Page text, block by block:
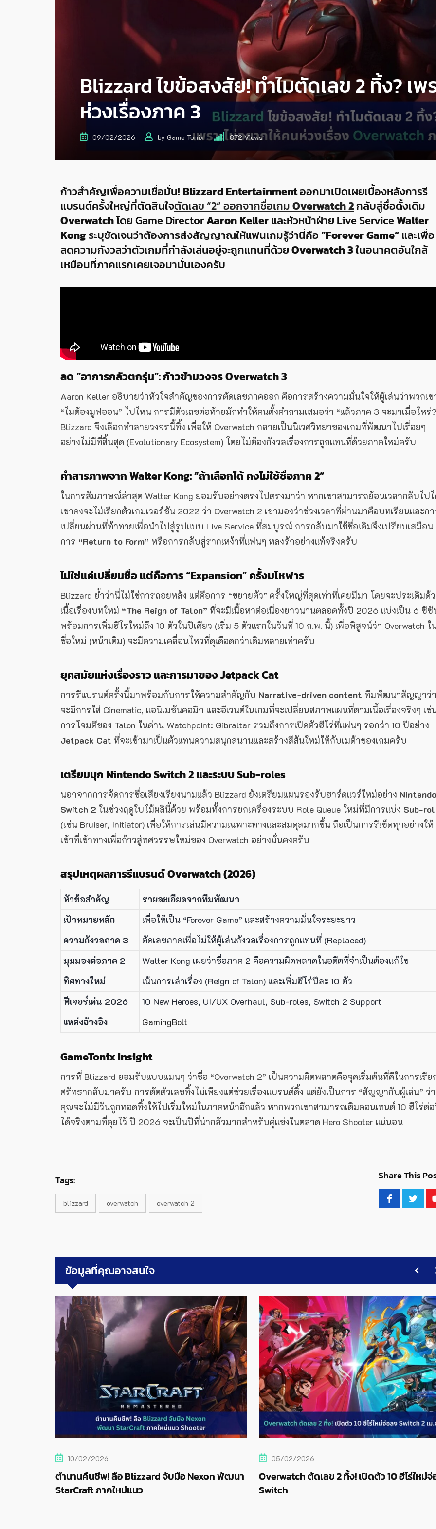
Blizzard ไขข้อสงสัย! ทำไมตัดเลข 2 ทิ้ง? เพ
ห่วงเรื่องภาค 3
09/02/2026 by Game Tonix 872Views
ก้าวสำคัญเพื่อความเชื่อมั่น! Blizzard Entertainmentออกมาเปิดเผยเบื้องหลังการรี
แบรนด์ครั้งใหญ่ที่ตัดสินใจตัดเลข “2” ออกจากชื่อเกมOverwatch 2กลับสู่ชื่อดั้งเดิม
Overwatchโดย Game DirectorAaron Kellerและหัวหน้าฝ่าย Live ServiceWalter
Kongระบุชัดเจนว่าต้องการส่งสัญญาณให้แฟนเกมรู้ว่านี่คือ“Forever Game”และเพื่อ
ลดความกังวลว่าตัวเกมที่กำลังเล่นอยู่จะถูกแทนที่ด้วยOverwatch 3ในอนาคตอันใกล้
เหมือนที่ภาคแรกเคยเจอมานั่นเองครับ
ลด “อาการกลัวตกรุ่น”: ก้าวข้ามวงจร Overwatch 3
Aaron Keller อธิบายว่าหัวใจสำคัญของการตัดเลขภาคออก คือการสร้างความมั่นใจให้ผู้เล่นว่าพวกเข
“ไม่ต้องมูฟออน” ไปไหน การมีตัวเลขต่อท้ายมักทำให้คนตั้งคำถามเสมอว่า “แล้วภาค 3 จะมาเมื่อไหร่
Blizzard จึงเลือกทำลายวงจรนี้ทิ้ง เพื่อให้ Overwatch กลายเป็นนิเวศวิทยาของเกมที่พัฒนาไปเรื่อยๆ
อย่างไม่มีที่สิ้นสุด (Evolutionary Ecosystem) โดยไม่ต้องกังวลเรื่องการถูกแทนที่ด้วยภาคใหม่ครับ
คำสารภาพจาก Walter Kong: “ถ้าเลือกได้ คงไม่ใช้ชื่อภาค 2”
ในการสัมภาษณ์ล่าสุด Walter Kong ยอมรับอย่างตรงไปตรงมาว่า หากเขาสามารถย้อนเวลากลับไป
เขาคงจะไม่เรียกตัวเกมเวอร์ชัน 2022 ว่า Overwatch 2 เขามองว่าช่วงเวลาที่ผ่านมาคือบทเรียนและก
เปลี่ยนผ่านที่ท้าทายเพื่อนำไปสู่รูปแบบ Live Service ที่สมบูรณ์ การกลับมาใช้ชื่อเดิมจึงเปรียบเสมือน
การ “Return to Form” หรือการกลับสู่รากเหง้าที่แฟนๆ หลงรักอย่างแท้จริงครับ
ไม่ใช่แค่เปลี่ยนชื่อ แต่คือการ “Expansion” ครั้งมโหฬาร
Blizzard ย้ำว่านี่ไม่ใช่การถอยหลัง แต่คือการ “ขยายตัว” ครั้งใหญ่ที่สุดเท่าที่เคยมีมา โดยจะประเดิมด้
เนื้อเรื่องบทใหม่ “The Reign of Talon” ที่จะมีเนื้อหาต่อเนื่องยาวนานตลอดทั้งปี 2026 แบ่งเป็น 6 ซีซั
พร้อมการเพิ่มฮีโร่ใหม่ถึง 10 ตัวในปีเดียว (เริ่ม 5 ตัวแรกในวันที่ 10 ก.พ. นี้) เพื่อพิสูจน์ว่า Overwatch ใ
ชื่อใหม่ (หน้าเดิม) จะมีความเคลื่อนไหวที่ดุเดือดกว่าเดิมหลายเท่าครับ
ยุคสมัยแห่งเรื่องราว และการมาของ Jetpack Cat
การรีแบรนด์ครั้งนี้มาพร้อมกับการให้ความสำคัญกับ Narrative-driven content ทีมพัฒนาสัญญาว่า
จะมีการใส่ Cinematic, แอนิเมชันคอมิก และอีเวนต์ในเกมที่จะเปลี่ยนสภาพแผนที่ตามเนื้อเรื่องจริงๆ เช่
การโจมตีของ Talon ในด่าน Watchpoint: Gibraltar รวมถึงการเปิดตัวฮีโร่ที่แฟนๆ รอกว่า 10 ปีอย่าง
Jetpack Cat ที่จะเข้ามาเป็นตัวแทนความสนุกสนานและสร้างสีสันใหม่ให้กับเมต้าของเกมครับ
เตรียมบุก Nintendo Switch 2 และระบบ Sub-roles
นอกจากการจัดการชื่อเสียงเรียงนามแล้ว Blizzard ยังเตรียมแผนรองรับฮาร์ดแวร์ใหม่อย่าง Nintendo
Switch 2 ในช่วงฤดูใบไม้ผลินี้ด้วย พร้อมทั้งการยกเครื่องระบบ Role Queue ใหม่ที่มีการแบ่ง Sub-
(เช่น Bruiser, Initiator) เพื่อให้การเล่นมีความเฉพาะทางและสมดุลมากขึ้น ถือเป็นการรีเซ็ตทุกอย่างให้
เข้าที่เข้าทางเพื่อก้าวสู่ทศวรรษใหม่ของ Overwatch อย่างมั่นคงครับ
สรุปเหตุผลการรีแบรนด์ Overwatch (2026)
หัวข้อสำคัญ
รายละเอียดจากทีมพัฒนา
เป้าหมายหลัก
เพื่อให้เป็น “Forever Game” และสร้างความมั่นใจระยะยาว
ความกังวลภาค 3
ตัดเลขภาคเพื่อไม่ให้ผู้เล่นกังวลเรื่องการถูกแทนที่ (Replaced)
มุมมองต่อภาค 2
Walter Kong เผยว่าชื่อภาค 2 คือความผิดพลาดในอดีตที่จำเป็นต้องแก้ไข
ทิศทางใหม่
เน้นการเล่าเรื่อง (Reign of Talon) และเพิ่มฮีโร่ปีละ 10 ตัว
ฟีเจอร์เด่น 2026
10 New Heroes, UI/UX Overhaul, Sub-roles, Switch 2 Support
แหล่งอ้างอิง
GamingBolt
GameTonix Insight
การที่ Blizzard ยอมรับแบบแมนๆ ว่าชื่อ “Overwatch 2” เป็นความผิดพลาดคือจุดเริ่มต้นที่ดีในการเรีย
ศรัทธากลับมาครับ การตัดตัวเลขทิ้งไม่เพียงแต่ช่วยเรื่องแบรนด์ดิ้ง แต่ยังเป็นการ “สัญญากับผู้เล่น” ว่า
คุณจะไม่มีวันถูกทอดทิ้งให้ไปเริ่มใหม่ในภาคหน้าอีกแล้ว หากพวกเขาสามารถเติมคอนเทนต์ 10 ฮีโร่ต่
ได้จริงตามที่คุยไว้ ปี 2026 จะเป็นปีที่น่ากลัวมากสำหรับคู่แข่งในตลาด Hero Shooter แน่นอน
Tags:
blizzard overwatch overwatch 2
Share This
ข้อมูลที่คุณอาจสนใจ
บมือ Nexon พัฒนา
Overwatch ตัดเลข 2 ทิ้ง! เปิดตัว 10 ฮีโร่ใหม่จ่อลง
Switch
28/01/2026
Blizzard จัดหนัก! เปิดตาราง 4